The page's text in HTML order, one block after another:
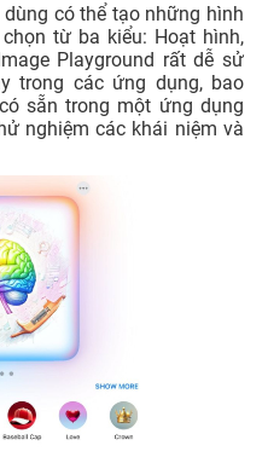
có thể tạo những hình
từ ba kiểu: Hoạt hình,
Playground rất dễ sử
trong các ứng dụng, bao
sẵn trong một ứng dụng
nghiệm các khái niệm và